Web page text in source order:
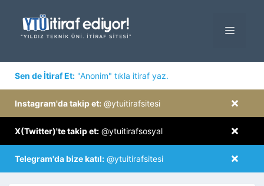
MENÜ
Sen de İtiraf Et: "Anonim" tıkla itiraf yaz.
×
Instagram'da takip et: @ytuitirafsitesi
×
X(Twitter)'te takip et: @ytuitirafsosyal
×
Telegram'da bize katıl: @ytuitirafsitesi